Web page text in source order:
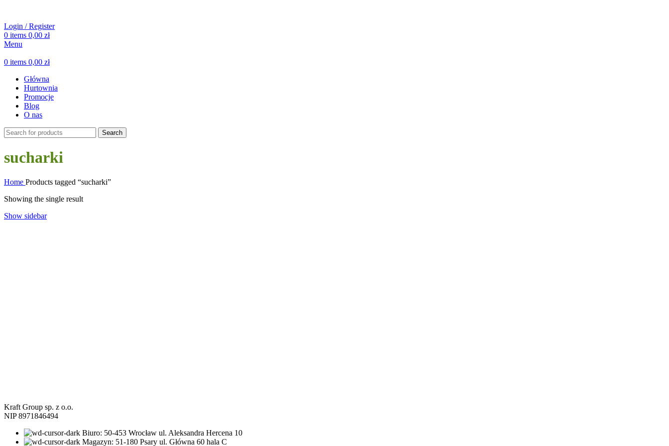
Login / Register
0 items 0,00 zł
Menu
0 items 0,00 zł
Główna
Hurtownia
Promocje
Blog
O nas
Search
sucharki
Home Products tagged “sucharki”
Showing the single result
Show sidebar
Kraft Group sp. z o.o.
NIP 8971846494
Biuro: 50-453 Wrocław ul. Aleksandra Hercena 10
Magazyn: 51-180 Psary ul. Główna 60 hala C